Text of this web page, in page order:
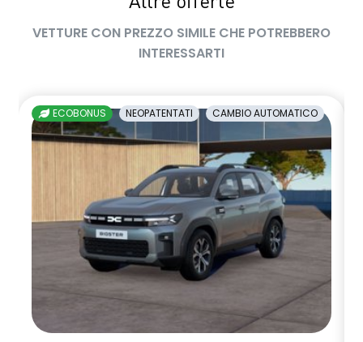
VETTURE CON PREZZO SIMILE CHE POTREBBERO
INTERESSARTI
ECOBONUS NEOPATENTATI CAMBIO AUTOMATICO